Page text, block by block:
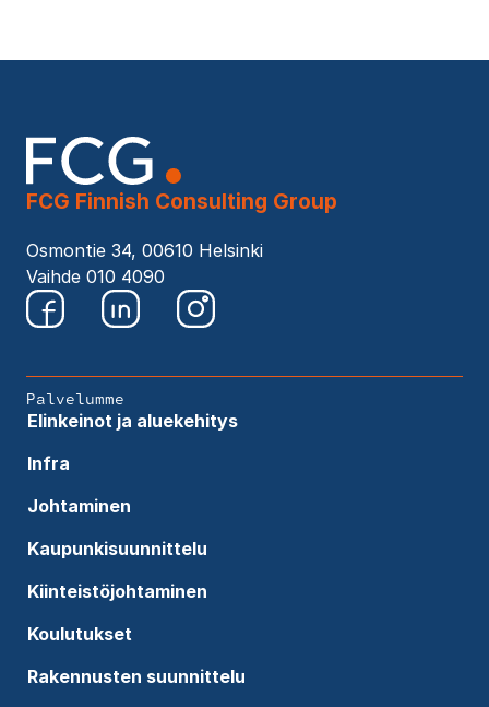
FCG Finnish Consulting Group
Osmontie 34, 00610 Helsinki
Vaihde 010 4090
Palvelumme
Elinkeinot ja aluekehitys
Infra
Johtaminen
Kaupunkisuunnittelu
Kiinteistöjohtaminen
Koulutukset
Rakennusten suunnittelu